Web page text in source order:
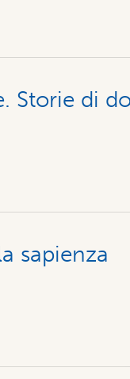
Storie di
sapienza